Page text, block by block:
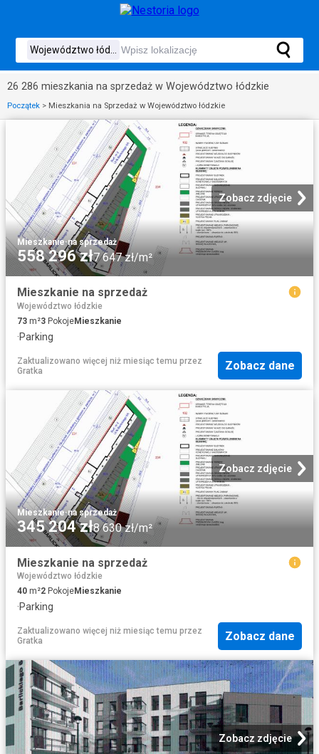
26 286 mieszkania na sprzedaż w Województwo łódzkie
Początek > Mieszkania na Sprzedaż w Województwo łódzkie
Zobacz zdjęcie
Mieszkanie·na sprzedaż
558 296 zł7 647 zł/m²
Mieszkanie na sprzedaż
Województwo łódzkie
73 m²3 PokojeMieszkanie
·Parking
Zaktualizowano więcej niż miesiąc temu przez
Gratka
Zobacz dane
Zobacz zdjęcie
Mieszkanie·na sprzedaż
345 204 zł8 630 zł/m²
Mieszkanie na sprzedaż
Województwo łódzkie
40 m²2 PokojeMieszkanie
·Parking
Zaktualizowano więcej niż miesiąc temu przez
Gratka
Zobacz dane
Zobacz zdjęcie